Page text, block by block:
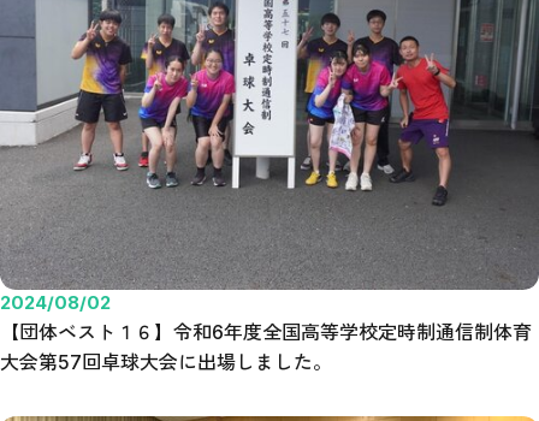
2024/08/02
【団体ベスト１６】令和6年度全国高等学校定時制通信制体育
大会第57回卓球大会に出場しました。